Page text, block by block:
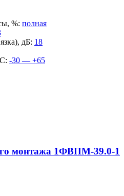
%: полная
дБ: 18
: -30 — +65
монтажа 1ФВПМ-39.0-1